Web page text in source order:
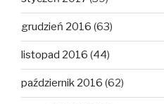
grudzień 2016 (63)
listopad 2016 (44)
październik 2016 (62)